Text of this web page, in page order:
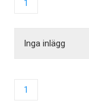
1
Inga inlägg
1